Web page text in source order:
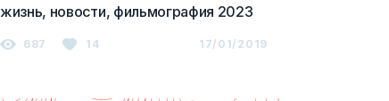
жизнь, новости, фильмография 2023
687 14 17/01/2019